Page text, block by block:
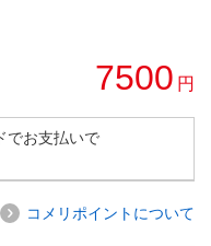
7500 円
でお支払いで
コメリポイントについて